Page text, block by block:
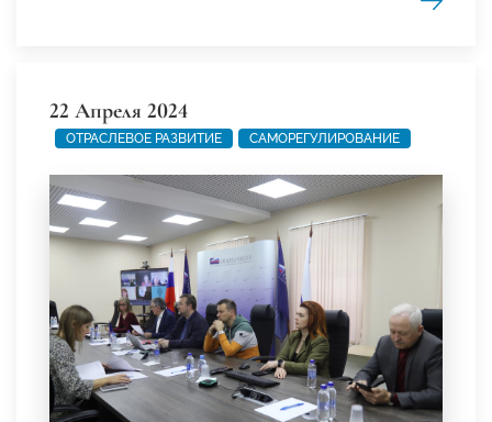
22 Апреля 2024
ОТРАСЛЕВОЕ РАЗВИТИЕ САМОРЕГУЛИРОВАНИЕ